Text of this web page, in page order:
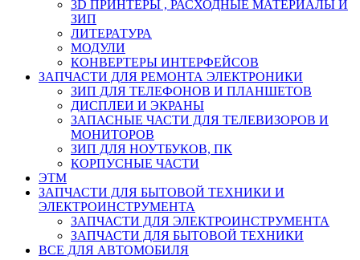
3D ПРИНТЕРЫ , РАСХОДНЫЕ МАТЕРИАЛЫ И
ЗИП
ЛИТЕРАТУРА
МОДУЛИ
КОНВЕРТЕРЫ ИНТЕРФЕЙСОВ
ЗАПЧАСТИ ДЛЯ РЕМОНТА ЭЛЕКТРОНИКИ
ЗИП ДЛЯ ТЕЛЕФОНОВ И ПЛАНШЕТОВ
ДИСПЛЕИ И ЭКРАНЫ
ЗАПАСНЫЕ ЧАСТИ ДЛЯ ТЕЛЕВИЗОРОВ И
МОНИТОРОВ
ЗИП ДЛЯ НОУТБУКОВ, ПК
КОРПУСНЫЕ ЧАСТИ
ЭТМ
ЗАПЧАСТИ ДЛЯ БЫТОВОЙ ТЕХНИКИ И
ЭЛЕКТРОИНСТРУМЕНТА
ЗАПЧАСТИ ДЛЯ ЭЛЕКТРОИНСТРУМЕНТА
ЗАПЧАСТИ ДЛЯ БЫТОВОЙ ТЕХНИКИ
ВСЕ ДЛЯ АВТОМОБИЛЯ